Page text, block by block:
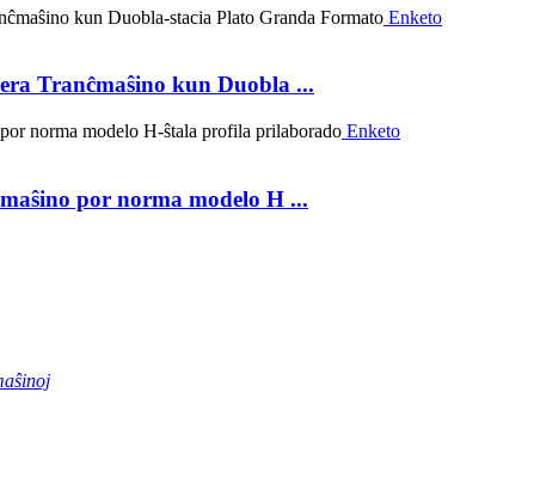
Enketo
Tranĉmaŝino kun Duobla ...
Enketo
por norma modelo H ...